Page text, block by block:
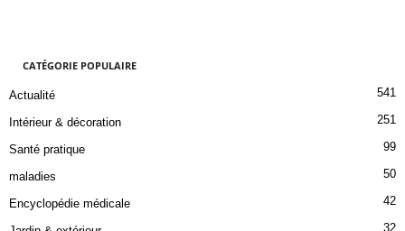
CATÉGORIE POPULAIRE
Actualité 541
Intérieur & décoration 251
Santé pratique 99
maladies 50
Encyclopédie médicale 42
32